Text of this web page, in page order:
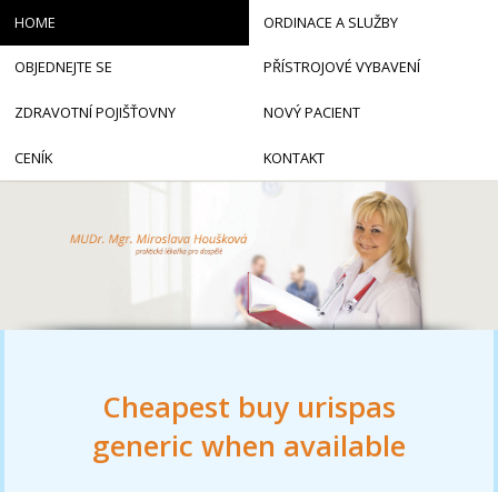
Cheapest buy urispas
generic when available
HOME ORDINACE A SLUŽBY
OBJEDNEJTE SE PŘÍSTROJOVÉ VYBAVENÍ
ZDRAVOTNÍ POJIŠŤOVNY NOVÝ PACIENT
CENÍK KONTAKT